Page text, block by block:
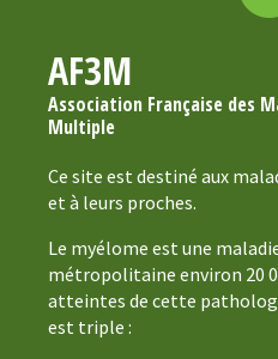
AF3M
Association Française des
Multiple
Ce site est destiné aux
et à leurs proches.
Le myélome est une
métropolitaine environ 20
atteintes de cette
est triple :